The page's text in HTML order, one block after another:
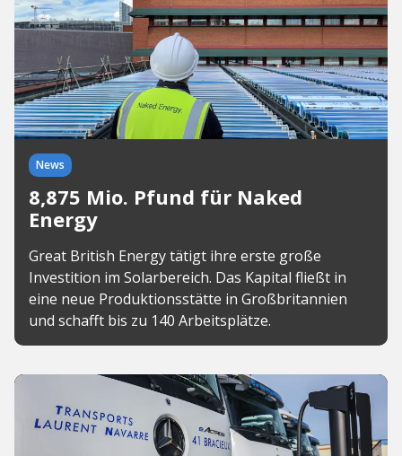
News
8,875 Mio. Pfund für Naked
Energy
Great British Energy tätigt ihre erste große
Investition im Solarbereich. Das Kapital fließt in
eine neue Produktionsstätte in Großbritannien
und schafft bis zu 140 Arbeitsplätze.